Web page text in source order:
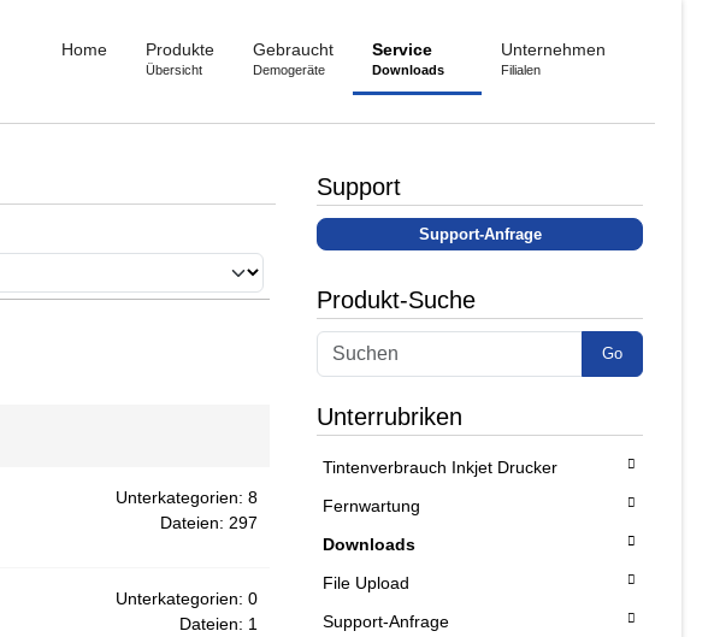
Home Produkte
Übersicht
Gebraucht
Demogeräte
Service
Downloads
Unternehmen
Filialen
Unterkategorien: 8
Dateien: 297
Unterkategorien: 0
Dateien: 1
Support
Support-Anfrage
Produkt-Suche
Go
Unterrubriken
Tintenverbrauch Inkjet Drucker
Fernwartung
Downloads
File Upload
Support-Anfrage